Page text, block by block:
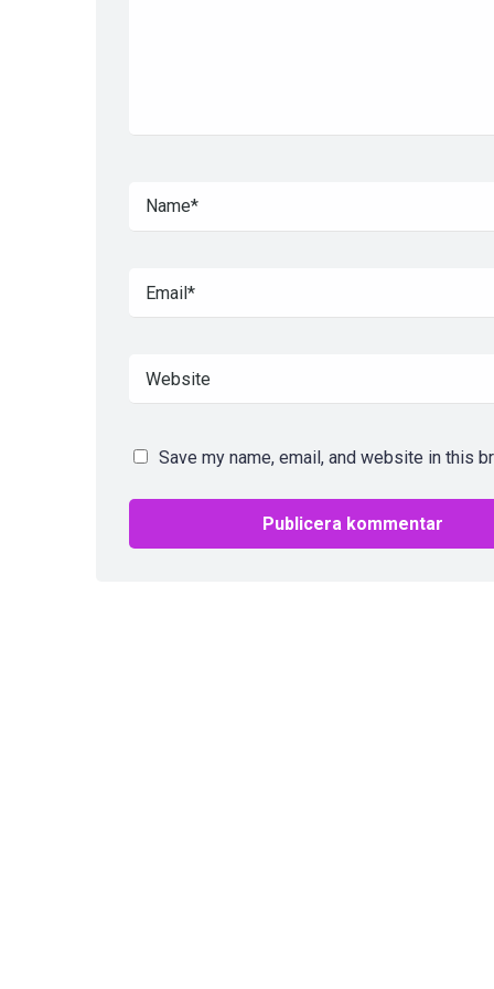
Save my name, email, and website in this